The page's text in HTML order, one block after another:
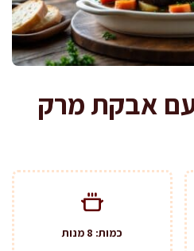
עם אבקת מרק
כמות: 8 מנות